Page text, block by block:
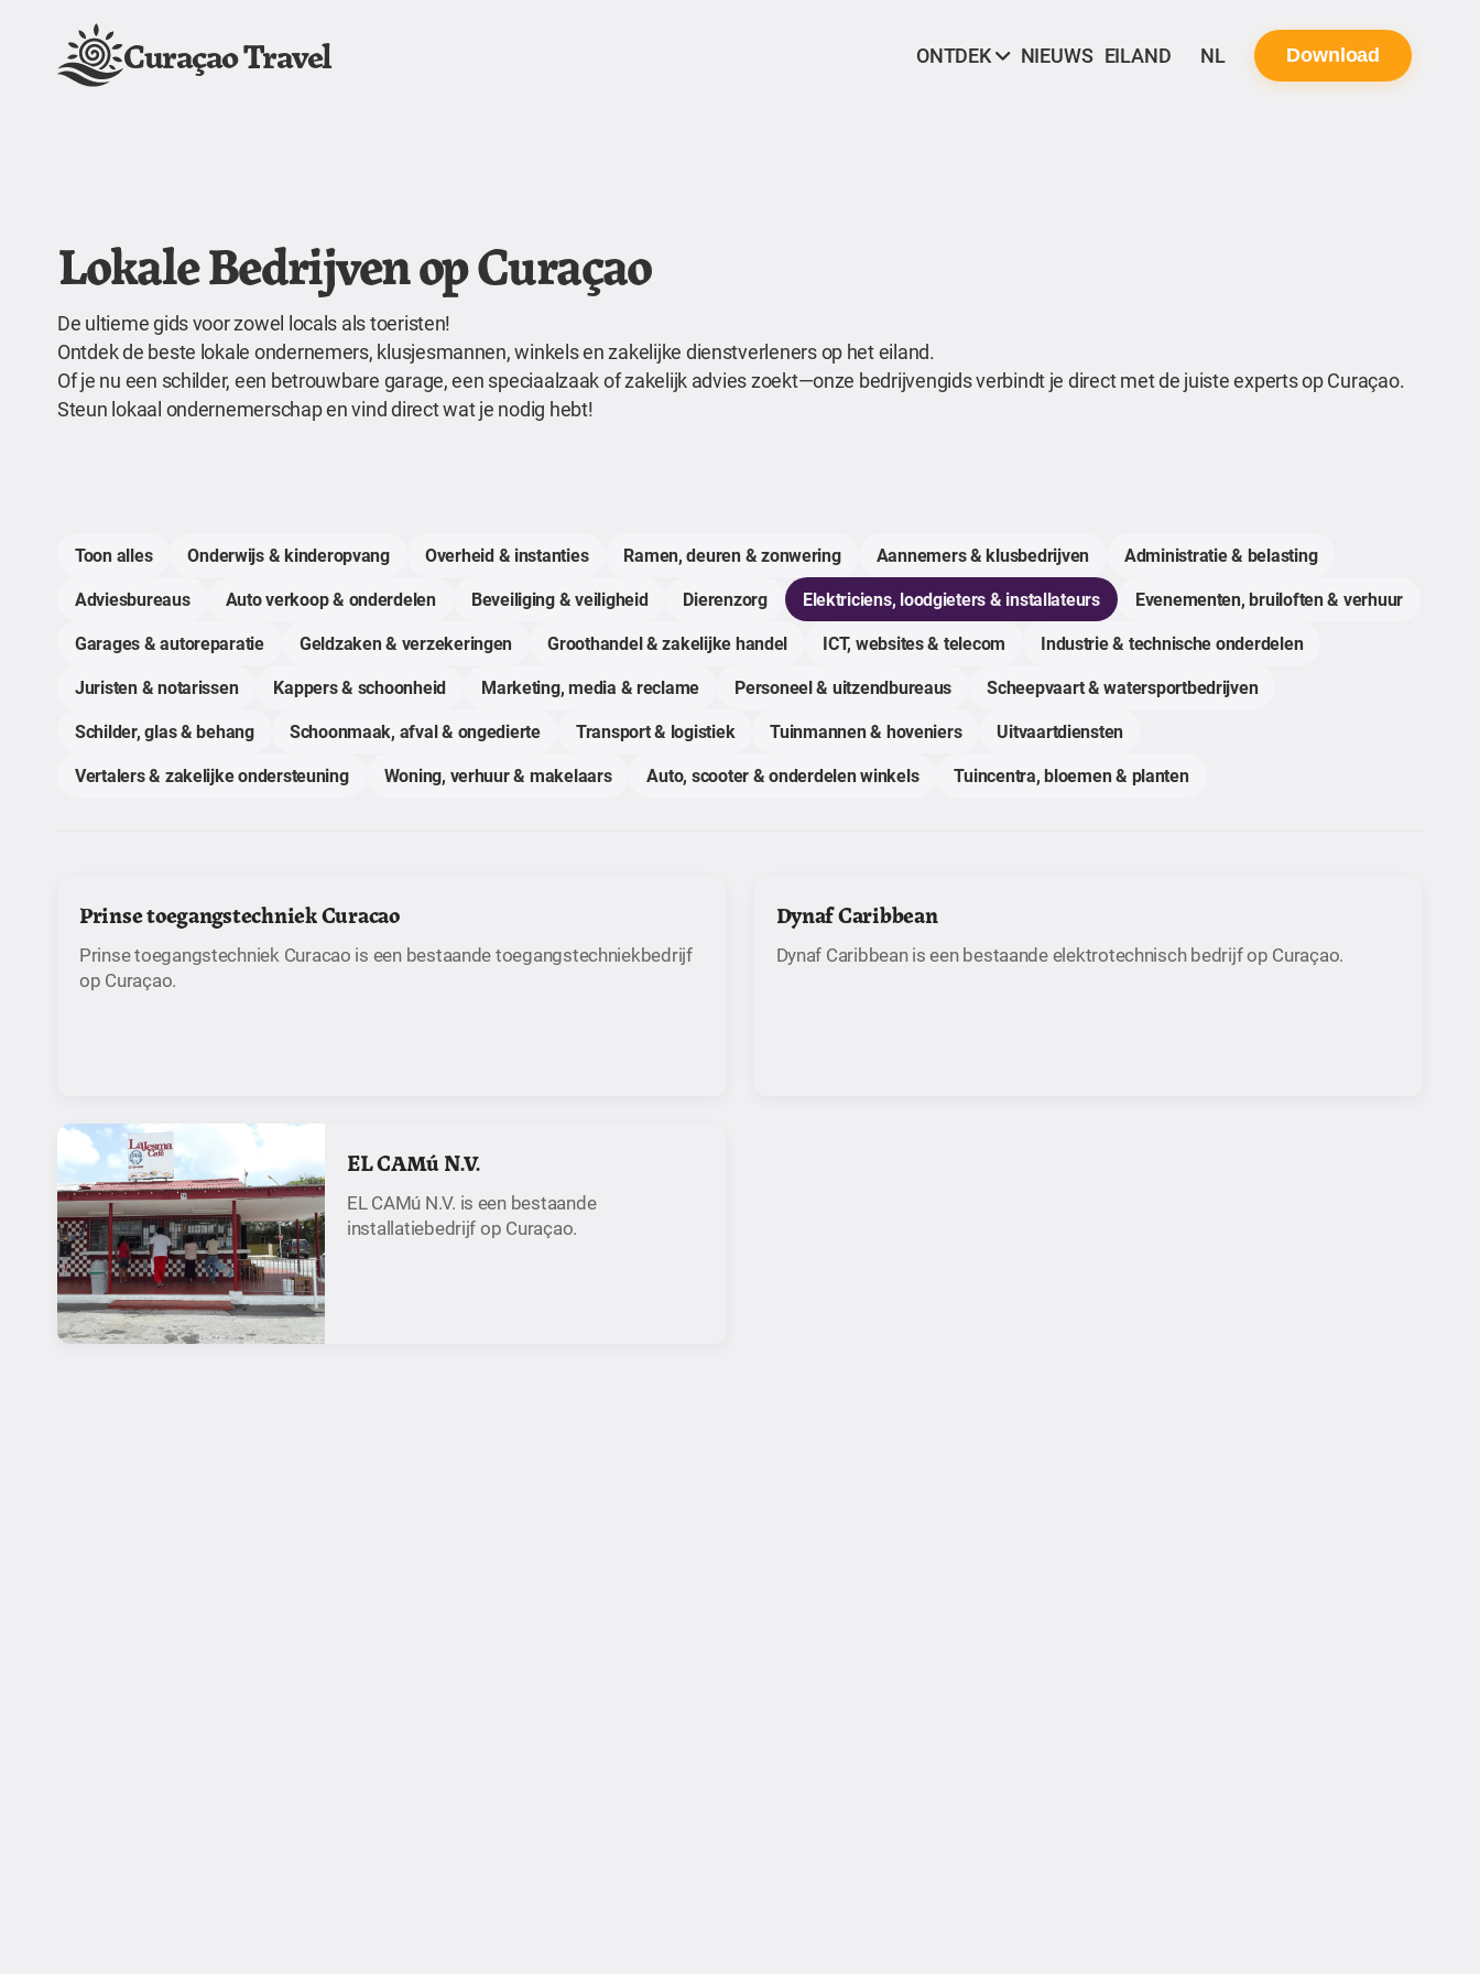
Curaçao Travel ONTDEK NIEUWS EILAND NL Download
Lokale Bedrijven op Curaçao
De ultieme gids voor zowel locals als toeristen!
Ontdek de beste lokale ondernemers, klusjesmannen, winkels en zakelijke dienstverleners op het eiland.
Of je nu een schilder, een betrouwbare garage, een speciaalzaak of zakelijk advies zoekt—onze bedrijvengids verbindt je direct met de juiste experts op Curaçao.
Steun lokaal ondernemerschap en vind direct wat je nodig hebt!
Toon alles Onderwijs & kinderopvang Overheid & instanties Ramen, deuren & zonwering Aannemers & klusbedrijven
Administratie & belasting
Adviesbureaus
Auto verkoop & onderdelen Beveiliging & veiligheid Dierenzorg Elektriciens, loodgieters & installateurs
Evenementen, bruiloften & verhuur
Garages & autoreparatie
Geldzaken & verzekeringen Groothandel & zakelijke handel ICT, websites & telecom
Industrie & technische onderdelen
Juristen & notarissen
Kappers & schoonheid Marketing, media & reclame Personeel & uitzendbureaus
Scheepvaart & watersportbedrijven
Schilder, glas & behang
Schoonmaak, afval & ongedierte Transport & logistiek Tuinmannen & hoveniers
Uitvaartdiensten
Vertalers & zakelijke ondersteuning
Woning, verhuur & makelaars Auto, scooter & onderdelen winkels Tuincentra, bloemen & planten
Prinse toegangstechniek Curacao
Prinse toegangstechniek Curacao is een bestaande toegangstechniekbedrijf
op Curaçao.
Dynaf Caribbean
Dynaf Caribbean is een bestaande elektrotechnisch bedrijf op Curaçao.
EL CAMú N.V.
EL CAMú N.V. is een bestaande
installatiebedrijf op Curaçao.